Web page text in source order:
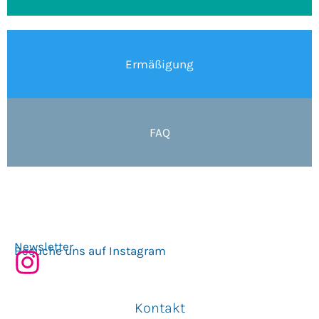
Ermäßigung
FAQ
Newsletter
Besuche uns auf Instagram
Kontakt